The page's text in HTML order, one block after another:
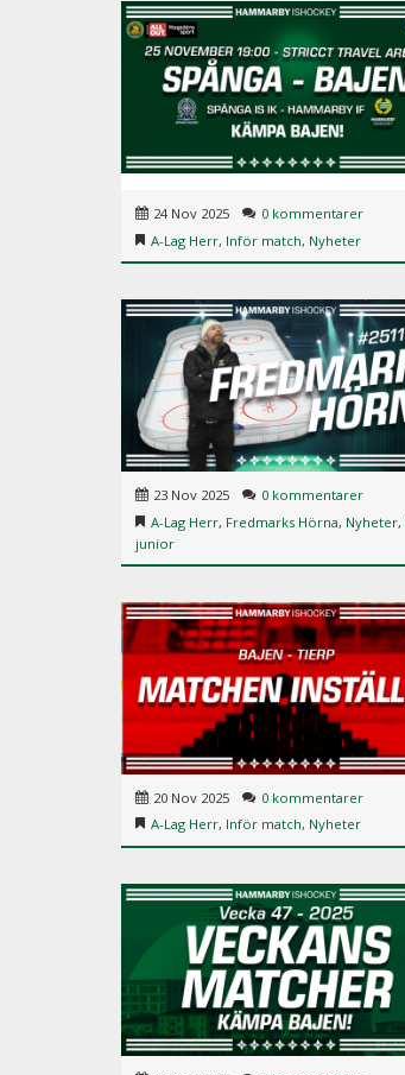
24 Nov 2025
0 kommentarer
A-Lag Herr, Inför match, Nyheter
23 Nov 2025
0 kommentarer
A-Lag Herr, Fredmarks Hörna, Nyheter,
junior
20 Nov 2025
0 kommentarer
A-Lag Herr, Inför match, Nyheter